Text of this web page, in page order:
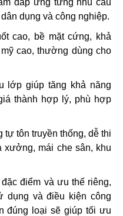
đáp ứng từng nhu cầu
dụng và công nghiệp.
cao, bề mặt cứng, khả
cao, thường dùng cho
lớp giúp tăng khả năng
thành hợp lý, phù hợp
tự tôn truyền thống, dễ thi
xưởng, mái che sân, khu
điểm và ưu thế riêng,
dụng và điều kiện công
đúng loại sẽ giúp tối ưu